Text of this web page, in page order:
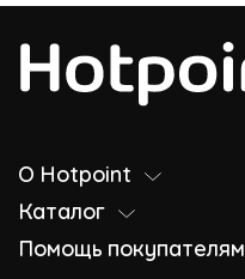
О Hotpoint
Каталог
Помощь покупателям